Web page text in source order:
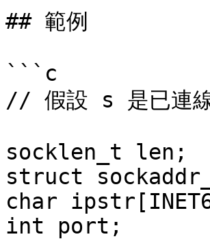
## 範例
```c
// 假設 s 是已連
socklen_t len;
struct
char
int port;